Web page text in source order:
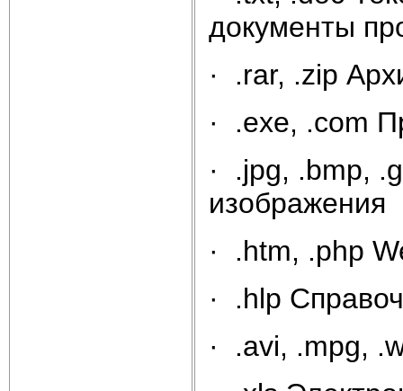
документы
· .rar, .zip
· .exe, .com
· .jpg, .bmp,
изображения
· .htm, .php
· .hlp
· .avi, .mpg,